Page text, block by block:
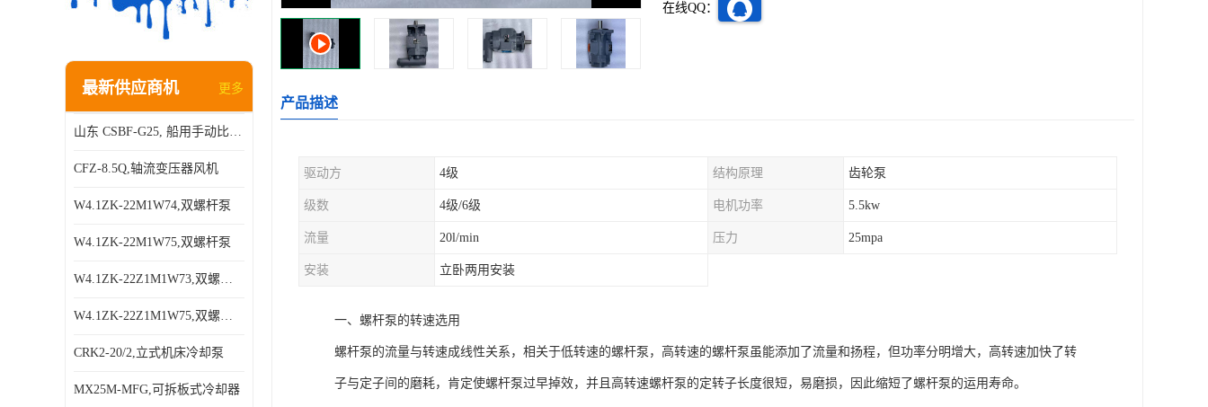
最新供应商机 更多
山东 CSBF-G25, 船用手动比例流量方向复合阀
CFZ-8.5Q,轴流变压器风机
W4.1ZK-22M1W74,双螺杆泵
W4.1ZK-22M1W75,双螺杆泵
W4.1ZK-22Z1M1W73,双螺杆泵
W4.1ZK-22Z1M1W75,双螺杆泵
CRK2-20/2,立式机床冷却泵
MX25M-MFG,可拆板式冷却器
在线QQ：
产品描述
驱动方 4级 结构原理 齿轮泵
级数 4级/6级 电机功率 5.5kw
流量 20l/min 压力 25mpa
安装 立卧两用安装
一、螺杆泵的转速选用
螺杆泵的流量与转速成线性关系，相关于低转速的螺杆泵，高转速的螺杆泵虽能添加了流量和扬程，但功率分明增大，高转速加快了转
子与定子间的磨耗，肯定使螺杆泵过早掉效，并且高转速螺杆泵的定转子长度很短，易磨损，因此缩短了螺杆泵的运用寿命。